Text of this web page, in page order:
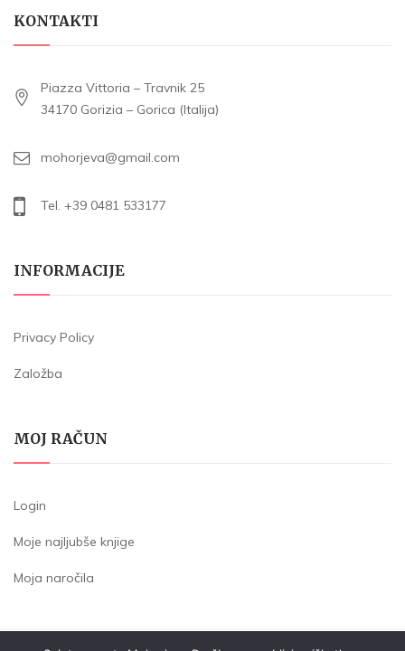
KONTAKTI
Piazza Vittoria – Travnik 25
34170 Gorizia – Gorica (Italija)
mohorjeva@gmail.com
Tel. +39 0481 533177
INFORMACIJE
Privacy Policy
Založba
MOJ RAČUN
Login
Moje najljubše knjige
Moja naročila